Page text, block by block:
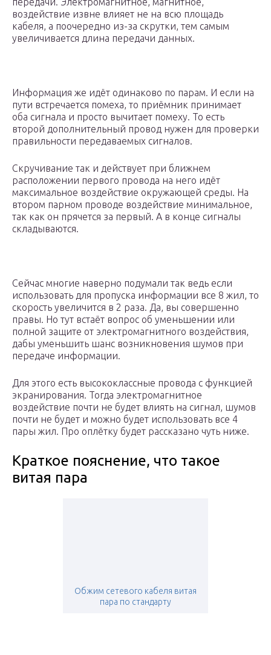
воздействие извне влияет не на всю площадь
кабеля, а поочередно из-за скрутки, тем самым
увеличивается длина передачи данных.
Информация же идёт одинаково по парам. И если на
пути встречается помеха, то приёмник принимает
оба сигнала и просто вычитает помеху. То есть
второй дополнительный провод нужен для проверки
правильности передаваемых сигналов.
Скручивание так и действует при ближнем
расположении первого провода на него идёт
максимальное воздействие окружающей среды. На
втором парном проводе воздействие минимальное,
так как он прячется за первый. А в конце сигналы
складываются.
Сейчас многие наверно подумали так ведь если
использовать для пропуска информации все 8 жил, то
скорость увеличится в 2 раза. Да, вы совершенно
правы. Но тут встаёт вопрос об уменьшении или
полной защите от электромагнитного воздействия,
дабы уменьшить шанс возникновения шумов при
передаче информации.
Для этого есть высококлассные провода с функцией
экранирования. Тогда электромагнитное
воздействие почти не будет влиять на сигнал, шумов
почти не будет и можно будет использовать все 4
пары жил. Про оплётку будет рассказано чуть ниже.
Краткое пояснение, что такое
витая пара
Обжим сетевого кабеля витая
пара по стандарту